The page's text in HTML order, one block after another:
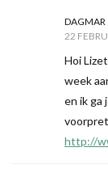
DAGMAR
22
Hoi
week
en ik ga
http://